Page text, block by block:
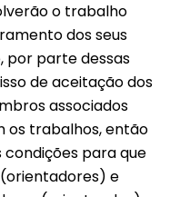
o trabalho
dos seus
por parte dessas
de aceitação dos
associados
os trabalhos, então
para que
e